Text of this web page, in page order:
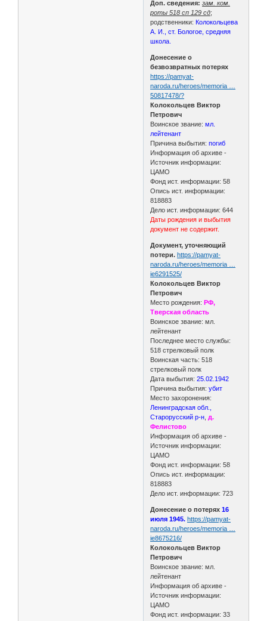
Доп. сведения: зам. ком.
роты 518 сп 129 сд;
родственники: Колокольцева
А. И., ст. Бологое, средняя
школа.
Донесение о
безвозвратных потерях
https://pamyat-
naroda.ru/heroes/memoria …
50817478/?
Колокольцев Виктор
Петрович
Воинское звание:мл.
лейтенант
Причина выбытия:погиб
Информация об архиве -
Источник информации:
ЦАМО
Фонд ист. информации: 58
Опись ист. информации:
818883
Дело ист. информации: 644
Даты рождения и выбытия
документ не содержит.
Документ, уточняющий
потери. https://pamyat-
naroda.ru/heroes/memoria …
ie6291525/
Колокольцев Виктор
Петрович
Место рождения:РФ,
Тверская область
Воинское звание: мл.
лейтенант
Последнее место службы:
518 стрелковый полк
Воинская часть: 518
стрелковый полк
Дата выбытия: 25.02.1942
Причина выбытия:убит
Место захоронения:
Ленинградская обл.,
Старорусский р-н д.
Фелистово
Информация об архиве -
Источник информации:
ЦАМО
Фонд ист. информации: 58
Опись ист. информации:
818883
Дело ист. информации: 723
Донесение о потерях16
июля 1945. https://pamyat-
naroda.ru/heroes/memoria …
ie8675216/
Колокольцев Виктор
Петрович
Воинское звание: мл.
лейтенант
Информация об архиве -
Источник информации:
ЦАМО
Фонд ист. информации: 33